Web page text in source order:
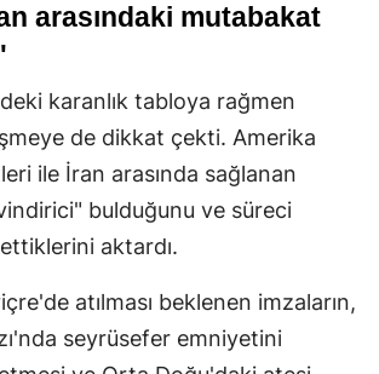
arasındaki mutabakat
karanlık tabloya rağmen
de dikkat çekti. Amerika
ile İran arasında sağlanan
bulduğunu ve süreci
aktardı.
atılması beklenen imzaların,
seyrüsefer emniyetini